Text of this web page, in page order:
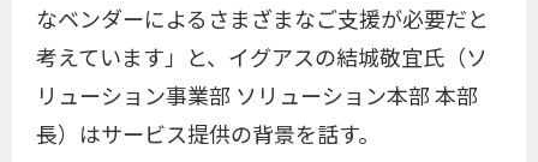
なベンダーによるさまざまなご支援が必要だと
考えています」と、イグアスの結城敬宜氏（ソ
リューション事業部 ソリューション本部 本部
長）はサービス提供の背景を話す。